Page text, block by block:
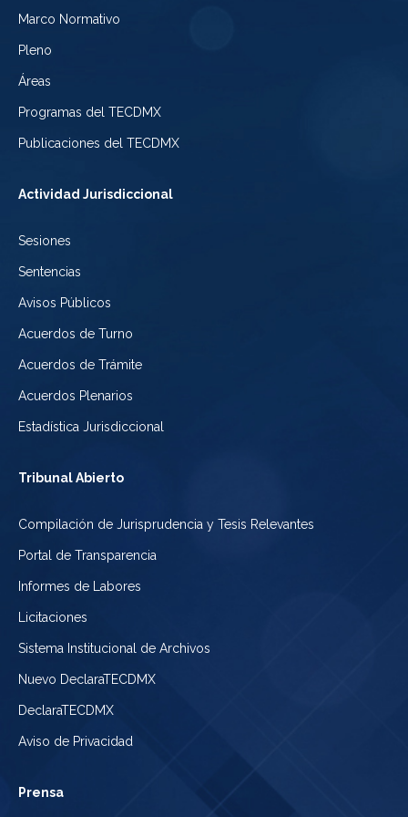
Marco Normativo
Pleno
Áreas
Programas del TECDMX
Publicaciones del TECDMX
Actividad Jurisdiccional
Sesiones
Sentencias
Avisos Públicos
Acuerdos de Turno
Acuerdos de Trámite
Acuerdos Plenarios
Estadística Jurisdiccional
Tribunal Abierto
Compilación de Jurisprudencia y Tesis Relevantes
Portal de Transparencia
Informes de Labores
Licitaciones
Sistema Institucional de Archivos
Nuevo DeclaraTECDMX
DeclaraTECDMX
Aviso de Privacidad
Prensa